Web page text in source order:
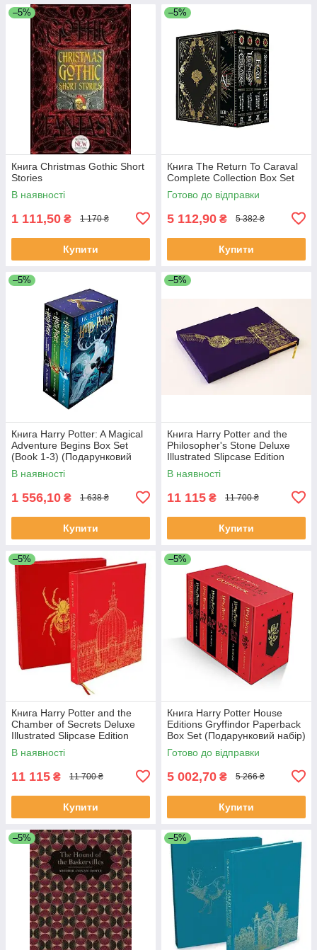
–5%
Книга Christmas Gothic Short
Stories
В наявності
1 111,50 ₴ 1 170 ₴
Купити
–5%
Книга The Return To Caraval
Complete Collection Box Set
Готово до відправки
5 112,90 ₴ 5 382 ₴
Купити
–5%
Книга Harry Potter: A Magical
Adventure Begins Box Set
(Book 1-3) (Подарунковий
набір)
В наявності
1 556,10 ₴ 1 638 ₴
Купити
–5%
Книга Harry Potter and the
Philosopher's Stone Deluxe
Illustrated Slipcase Edition
художня література
В наявності
11 115 ₴ 11 700 ₴
Купити
–5%
Книга Harry Potter and the
Chamber of Secrets Deluxe
Illustrated Slipcase Edition
художня література
В наявності
11 115 ₴ 11 700 ₴
Купити
–5%
Книга Harry Potter House
Editions Gryffindor Paperback
Box Set (Подарунковий набір)
Готово до відправки
5 002,70 ₴ 5 266 ₴
Купити
–5% –5%